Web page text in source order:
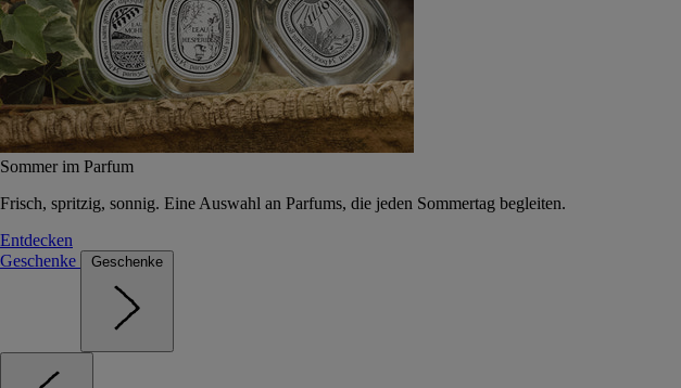
Sommer im Parfum
Frisch, spritzig, sonnig. Eine Auswahl an Parfums, die jeden Sommertag begleiten.
Entdecken
Geschenke
Geschenke